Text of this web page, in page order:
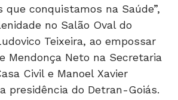
que conquistamos na Saúde”,
no Salão Oval do
Teixeira, ao empossar
Mendonça Neto na Secretaria
Civil e Manoel Xavier
presidência do Detran-Goiás.